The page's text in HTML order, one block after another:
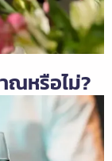
ณหรือไม่?